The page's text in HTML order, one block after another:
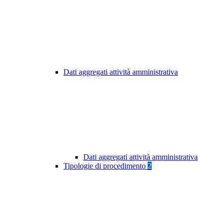
Dati aggregati attività amministrativa
Dati aggregati attività amministrativa
Tipologie di procedimento 2